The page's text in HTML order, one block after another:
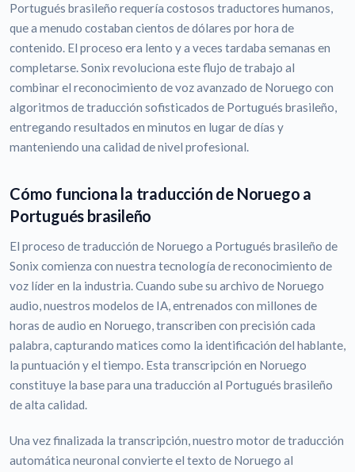
Portugués brasileño requería costosos traductores humanos,
que a menudo costaban cientos de dólares por hora de
contenido. El proceso era lento y a veces tardaba semanas en
completarse. Sonix revoluciona este flujo de trabajo al
combinar el reconocimiento de voz avanzado de Noruego con
algoritmos de traducción sofisticados de Portugués brasileño,
entregando resultados en minutos en lugar de días y
manteniendo una calidad de nivel profesional.
Cómo funciona la traducción de Noruego a
Portugués brasileño
El proceso de traducción de Noruego a Portugués brasileño de
Sonix comienza con nuestra tecnología de reconocimiento de
voz líder en la industria. Cuando sube su archivo de Noruego
audio, nuestros modelos de IA, entrenados con millones de
horas de audio en Noruego, transcriben con precisión cada
palabra, capturando matices como la identificación del hablante,
la puntuación y el tiempo. Esta transcripción en Noruego
constituye la base para una traducción al Portugués brasileño
de alta calidad.
Una vez finalizada la transcripción, nuestro motor de traducción
automática neuronal convierte el texto de Noruego al